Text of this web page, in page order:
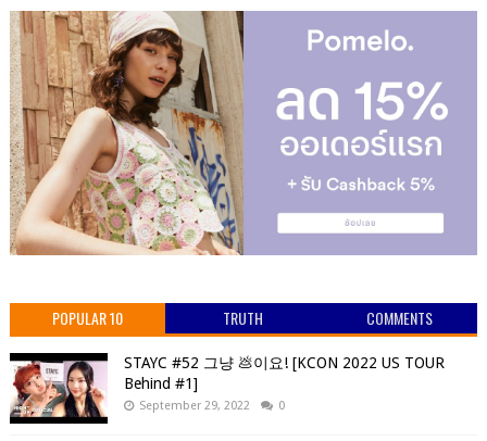
POPULAR 10 TRUTH COMMENTS
STAYC #52 그냥 💩이요! [KCON 2022 US TOUR
Behind #1]
September 29, 2022 0